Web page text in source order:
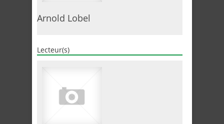
Arnold Lobel
Lecteur(s)